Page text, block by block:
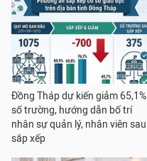
Đồng Tháp dự kiến giảm 65,1%
số trường, hướng dẫn bố trí
nhân sự quản lý, nhân viên sau
sắp xếp